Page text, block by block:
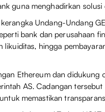
guna menghadirkan
Undang-Undang
bank dan perusahaan
likuiditas, hingga
Ethereum dan
AS. Cadangan
memastikan